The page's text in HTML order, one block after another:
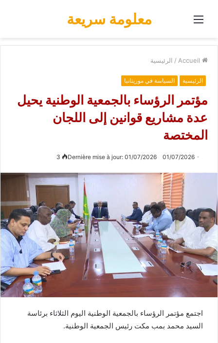
Menu معلومة سريعة
/ الرئيسية
الرئيسية السياسة في موريتانيا
مؤتمر الرؤساء بالجمعية الوطنية يحيل
عدة مشاريع قوانين إلى اللجان
المختصة
01/07/2026
Dernière mise à jour: 01/07/2026
اجتمع مؤتمر الرؤساء بالجمعية الوطنية اليوم الثلاثاء برئاسة
السيد محمد بمب مكت رئيس الجمعية الوطنية.